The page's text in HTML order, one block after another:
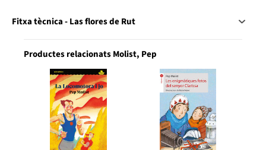
Fitxa tècnica - Las flores de Rut
Productes relacionats Molist, Pep